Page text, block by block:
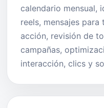
calendario mensual,
reels, mensajes
acción, revisión de
campañas,
interacción, clics y